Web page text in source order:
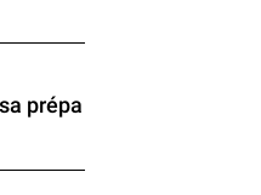
prépa